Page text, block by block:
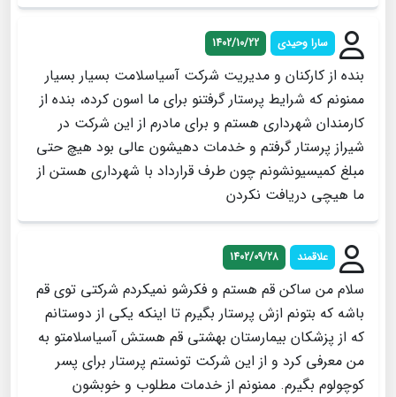
سارا وحیدی 1402/10/22
بنده از کارکنان و مدیریت شرکت آسیاسلامت بسیار بسیار
ممنونم که شرایط پرستار گرفتنو برای ما اسون کرده، بنده از
کارمندان شهرداری هستم و برای مادرم از این شرکت در
شیراز پرستار گرفتم و خدمات دهیشون عالی بود هیچ حتی
مبلغ کمیسیونشونم چون طرف قرارداد با شهرداری هستن از
ما هیچی دریافت نکردن
علاقمند 1402/09/28
سلام من ساکن قم هستم و فکرشو نمیکردم شرکتی توی قم
باشه که بتونم ازش پرستار بگیرم تا اینکه یکی از دوستانم
که از پزشکان بیمارستان بهشتی قم هستش آسیاسلامتو به
من معرفی کرد و از این شرکت تونستم پرستار برای پسر
کوچولوم بگیرم. ممنونم از خدمات مطلوب و خوبشون